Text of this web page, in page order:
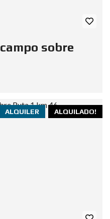
sobre
ALQUILADO!
ALQUILER